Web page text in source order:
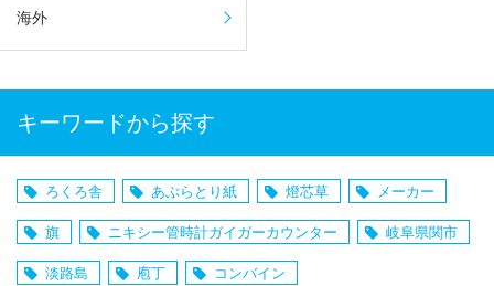
海外
キーワードから探す
ろくろ舎 あぶらとり紙 燈芯草 メーカー
旗 ニキシー管時計ガイガーカウンター 岐阜県関市
淡路島 庖丁 コンバイン